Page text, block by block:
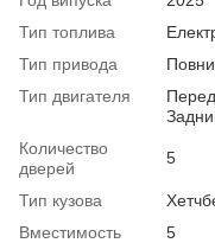
Тип топлива
Тип привода
Тип двигателя
Количество
дверей
5
Тип кузова
Вместимость
5